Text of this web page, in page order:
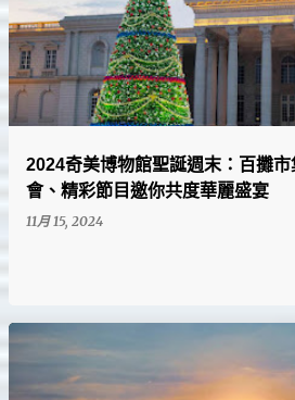
2024奇美博物館聖誕週末：百攤
會、精彩節目邀你共度華麗盛宴
11月 15, 2024